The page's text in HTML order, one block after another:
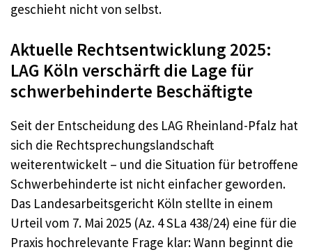
geschieht nicht von selbst.
Aktuelle Rechtsentwicklung 2025:
LAG Köln verschärft die Lage für
schwerbehinderte Beschäftigte
Seit der Entscheidung des LAG Rheinland-Pfalz hat
sich die Rechtsprechungslandschaft
weiterentwickelt – und die Situation für betroffene
Schwerbehinderte ist nicht einfacher geworden.
Das Landesarbeitsgericht Köln stellte in einem
Urteil vom 7. Mai 2025 (Az. 4 SLa 438/24) eine für die
Praxis hochrelevante Frage klar: Wann beginnt die